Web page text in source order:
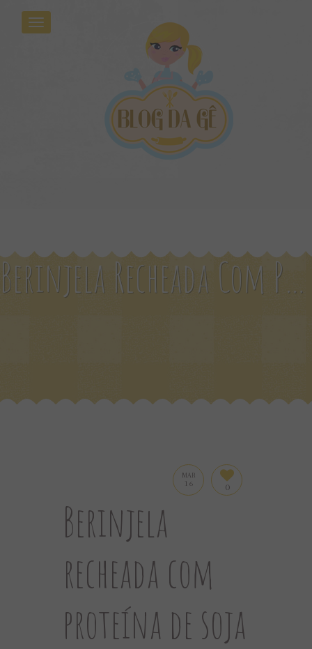
Berinjela Recheada Com Proteína De Soja
MAR
16 0
Berinjela
recheada com
proteína de soja